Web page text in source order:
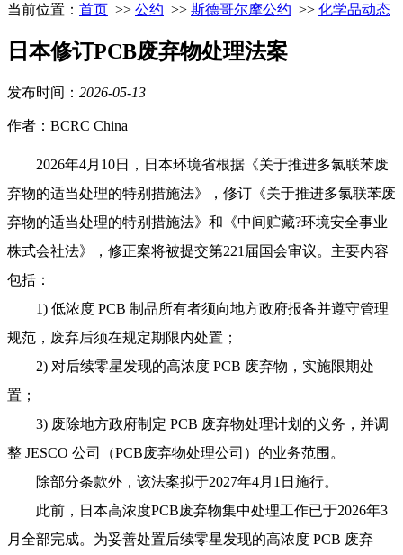
当前位置： 首页 >> 公约 >> 斯德哥尔摩公约 >> 化学品动态
日本修订PCB废弃物处理法案
发布时间： 2026-05-13
作者：BCRC China
2026年4月10日，日本环境省根据《关于推进多氯联苯废
弃物的适当处理的特别措施法》，修订《关于推进多氯联苯废
弃物的适当处理的特别措施法》和《中间贮藏?环境安全事业
株式会社法》，修正案将被提交第221届国会审议。主要内容
包括：
1) 低浓度 PCB 制品所有者须向地方政府报备并遵守管理
规范，废弃后须在规定期限内处置；
2) 对后续零星发现的高浓度 PCB 废弃物，实施限期处
置；
3) 废除地方政府制定 PCB 废弃物处理计划的义务，并调
整 JESCO 公司（PCB废弃物处理公司）的业务范围。
除部分条款外，该法案拟于2027年4月1日施行。
此前，日本高浓度PCB废弃物集中处理工作已于2026年3
月全部完成。为妥善处置后续零星发现的高浓度 PCB 废弃